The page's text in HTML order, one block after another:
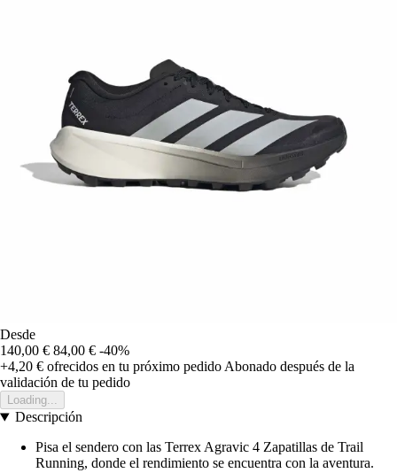
Desde
140,00 € 84,00 € -40%
+4,20 € ofrecidos en tu próximo pedidoAbonado después de la
validación de tu pedido
Loading...
Descripción
Pisa el sendero con las Terrex Agravic 4 Zapatillas de Trail
Running, donde el rendimiento se encuentra con la aventura.